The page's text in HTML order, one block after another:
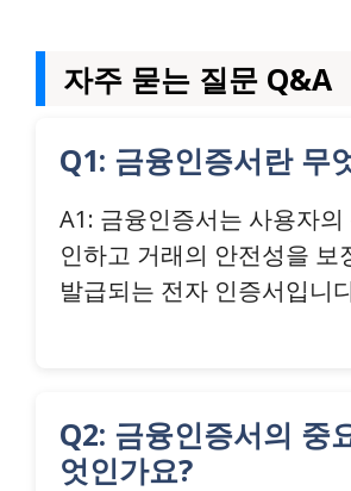
자주 묻는 질문 Q&A
Q1: 금융인증서란 무
A1: 금융인증서는 사용자
인하고 거래의 안전성을 보
발급되는 전자 인증서입니
Q2: 금융인증서의 중
엇인가요?